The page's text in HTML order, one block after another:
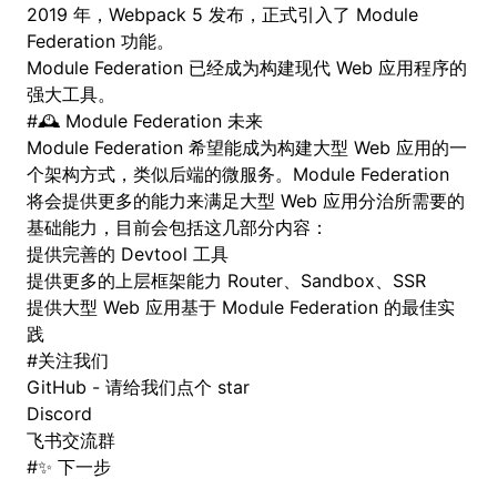
2019 年，Webpack 5 发布，正式引入了 Module
Federation 功能。
Module Federation 已经成为构建现代 Web 应用程序的
强大工具。
#🕰️ Module Federation 未来
Module Federation 希望能成为构建大型 Web 应用的一
个架构方式，类似后端的微服务。Module Federation
将会提供更多的能力来满足大型 Web 应用分治所需要的
基础能力，目前会包括这几部分内容：
提供完善的 Devtool 工具
提供更多的上层框架能力 Router、Sandbox、SSR
提供大型 Web 应用基于 Module Federation 的最佳实
践
#关注我们
GitHub - 请给我们点个 star
Discord
飞书交流群
#✨ 下一步